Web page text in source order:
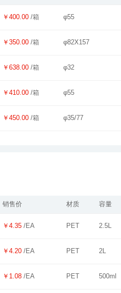
￥400.00 /箱 φ55
￥350.00 /箱 φ82X157
￥638.00 /箱 φ32
￥410.00 /箱 φ55
￥450.00 /箱 φ35/77
销售价 材质 容量
￥4.35 /EA PET 2.5L
￥4.20 /EA PET 2L
￥1.08 /EA PET 500ml